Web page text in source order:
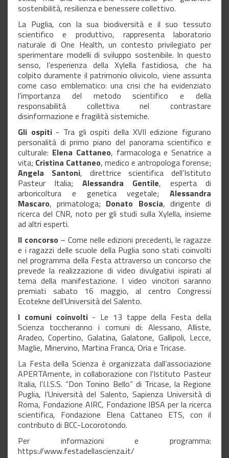
sostenibilità, resilienza e benessere collettivo.
La Puglia, con la sua biodiversità e il suo tessuto
scientifico e produttivo, rappresenta laboratorio
naturale di One Health, un contesto privilegiato per
sperimentare modelli di sviluppo sostenibile. In questo
senso, l’esperienza della Xylella fastidiosa, che ha
colpito duramente il patrimonio olivicolo, viene assunta
come caso emblematico: una crisi che ha evidenziato
l’importanza del metodo scientifico e della
responsabilità collettiva nel contrastare
disinformazione e fragilità sistemiche.
Gli ospiti- Tra gli ospiti della XVII edizione figurano
personalità di primo piano del panorama scientifico e
culturale: Elena Cattaneo, farmacologa e Senatrice a
vita; Cristina Cattaneo, medico e antropologa forense;
Angela Santoni, direttrice scientifica dell’Istituto
Pasteur Italia; Alessandra Gentile, esperta di
arboricoltura e genetica vegetale; Alessandra
Mascaro, primatologa; Donato Boscia, dirigente di
ricerca del CNR, noto per gli studi sulla Xylella, insieme
ad altri esperti.
Il concorso – Come nelle edizioni precedenti, le ragazze
e i ragazzi delle scuole della Puglia sono stati coinvolti
nel programma della Festa attraverso un concorso che
prevede la realizzazione di video divulgativi ispirati al
tema della manifestazione. I video vincitori saranno
premiati sabato 16 maggio, al centro Congressi
Ecotekne dell’Università del Salento.
I comuni coinvolti- Le 13 tappe della Festa della
Scienza toccheranno i comuni di: Alessano, Alliste,
Aradeo, Copertino, Galatina, Galatone, Gallipoli, Lecce,
Maglie, Minervino, Martina Franca, Oria e Tricase.
La Festa della Scienza è organizzata dall’associazione
APERTAmente, in collaborazione con l’Istituto Pasteur
Italia, l’I.I.S.S. “Don Tonino Bello” di Tricase, la Regione
Puglia, l’Università del Salento, Sapienza Università di
Roma, Fondazione AIRC, Fondazione IBSA per la ricerca
scientifica, Fondazione Elena Cattaneo ETS, con il
contributo di BCC-Locorotondo.
Per informazioni e programma:
https://www.festadellascienza.it/